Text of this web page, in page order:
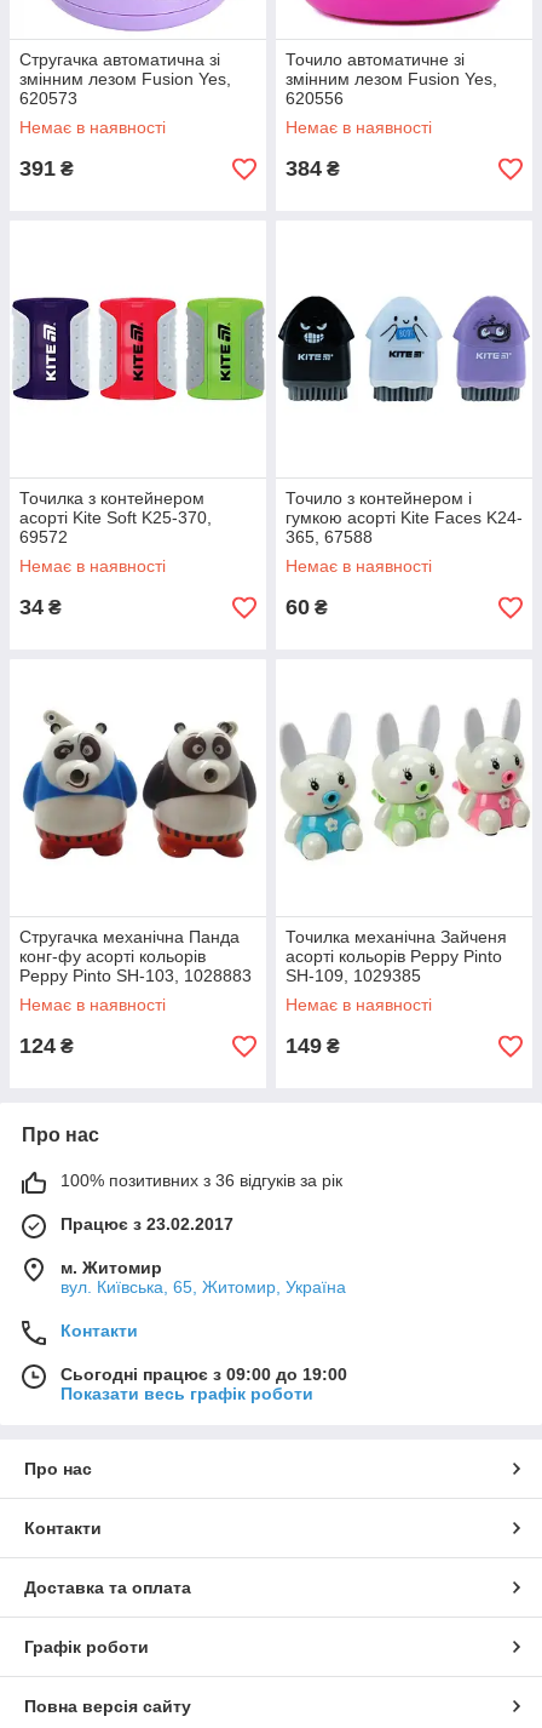
Стругачка автоматична зі
змінним лезом Fusion Yes,
620573
Немає в наявності
391 ₴
Точило автоматичне зі
змінним лезом Fusion Yes,
620556
Немає в наявності
384 ₴
Точилка з контейнером
асорті Kite Soft K25-370,
69572
Немає в наявності
34 ₴
Точило з контейнером і
гумкою асорті Kite Faces K24-
365, 67588
Немає в наявності
60 ₴
Стругачка механічна Панда
конг-фу асорті кольорів
Peppy Pinto SH-103, 1028883
Немає в наявності
124 ₴
Точилка механічна Зайченя
асорті кольорів Peppy Pinto
SH-109, 1029385
Немає в наявності
149 ₴
Про нас
100% позитивних з 36 відгуків за рік
Працює з 23.02.2017
м. Житомир
вул. Київська, 65, Житомир, Україна
Контакти
Сьогодні працює з 09:00 до 19:00
Показати весь графік роботи
Про нас
Контакти
Доставка та оплата
Графік роботи
Повна версія сайту